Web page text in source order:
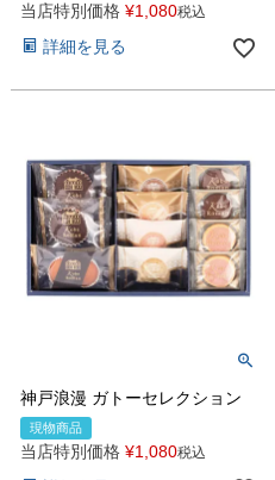
当店特別価格 ¥1,080税込
詳細を見る
神戸浪漫 ガトーセレクション
現物商品
当店特別価格 ¥1,080税込